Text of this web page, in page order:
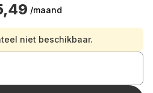
/maand
niet beschikbaar.